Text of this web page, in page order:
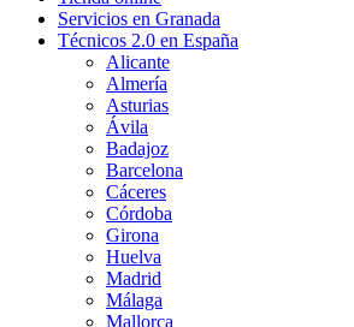
Servicios en Granada
Técnicos 2.0 en España
Alicante
Almería
Asturias
Ávila
Badajoz
Barcelona
Cáceres
Córdoba
Girona
Huelva
Madrid
Málaga
Mallorca